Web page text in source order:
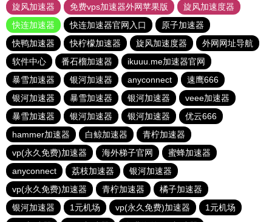
旋风加速器
免费vps加速器外网苹果版
旋风加速度器
快连加速器
快连加速器官网入口
原子加速器
快鸭加速器
快柠檬加速器 旋风加速度器
外网网址导航
软件中心
番石榴加速器
ikuuu.me加速器官网
暴雪加速器
银河加速器 anyconnect
速鹰666
银河加速器
暴雪加速器 银河加速器
veee加速器
暴雪加速器
银河加速器 银河加速器
优云666
hammer加速器
白鲸加速器
青柠加速器
vp(永久免费)加速器
海外梯子官网
蜜蜂加速器
anyconnect
荔枝加速器
银河加速器
vp(永久免费)加速器
青柠加速器
橘子加速器
银河加速器
1元机场 vp(永久免费)加速器
1元机场